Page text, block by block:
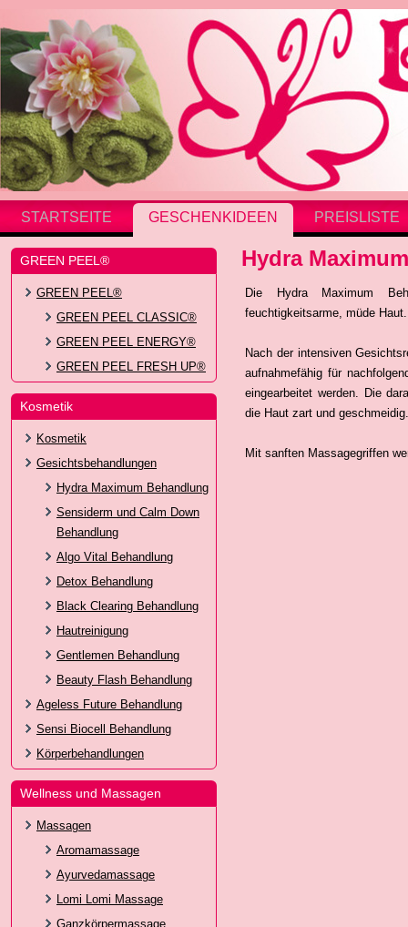
STARTSEITE GESCHENKIDEEN PREISLISTE
GREEN PEEL®
GREEN PEEL®
GREEN PEEL CLASSIC®
GREEN PEEL ENERGY®
GREEN PEEL FRESH UP®
Kosmetik
Kosmetik
Gesichtsbehandlungen
Hydra Maximum Behandlung
Sensiderm und Calm Down
Behandlung
Algo Vital Behandlung
Detox Behandlung
Black Clearing Behandlung
Hautreinigung
Gentlemen Behandlung
Beauty Flash Behandlung
Ageless Future Behandlung
Sensi Biocell Behandlung
Körperbehandlungen
Wellness und Massagen
Massagen
Aromamassage
Ayurvedamassage
Lomi Lomi Massage
Ganzkörpermassage
Hydra
Die Hydra Maximum
feuchtigkeitsarme, müde Haut.
Nach der intensiven
aufnahmefähig für
eingearbeitet werden. Die
die Haut zart und geschmeidig.
Mit sanften Massagegriffen